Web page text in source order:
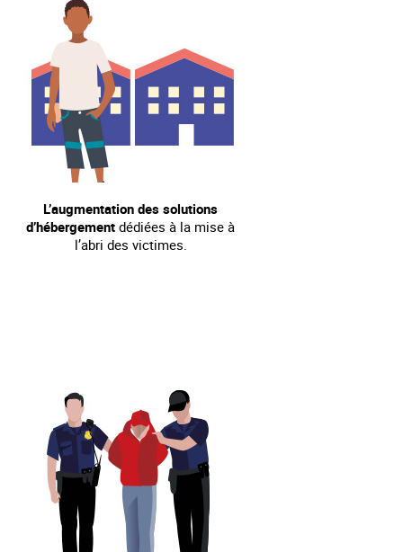
L’augmentation des solutions
d’hébergement dédiées à la mise à
l’abri des victimes.